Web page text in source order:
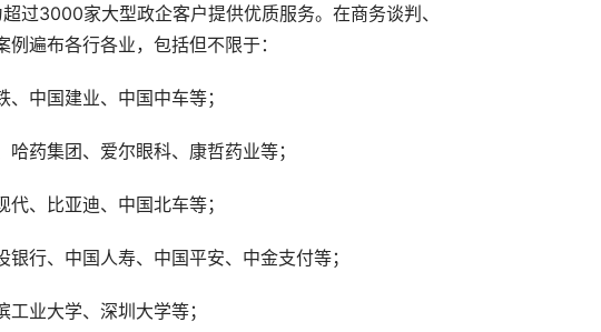
3000家大型政企客户提供优质服务。在商务谈判、
遍布各行各业，包括但不限于：
中国建业、中国中车等；
药集团、爱尔眼科、康哲药业等；
、比亚迪、中国北车等；
行、中国人寿、中国平安、中金支付等；
业大学、深圳大学等；